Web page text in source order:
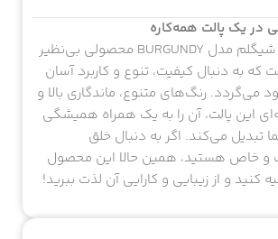
در یک پالت همه‌کاره
پالت سایه 12 رنگ شیگلم مدل BURGUNDY محصولی بی‌نظیر
به دنبال کیفیت، تنوع و کاربرد آسان
می‌گردد. رنگ‌های متنوع، ماندگاری بالا و
این پالت، آن را به یک همراه همیشگی
تبدیل می‌کند. اگر به دنبال خلق
و خاص هستید، همین حالا این محصول
کنید و از زیبایی و کارایی آن لذت ببرید!